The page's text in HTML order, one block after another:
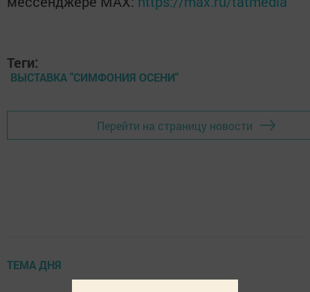
Теги:
ВЫСТАВКА "СИМФОНИЯ ОСЕНИ"
Перейти на страницу новости
ТЕМА ДНЯ